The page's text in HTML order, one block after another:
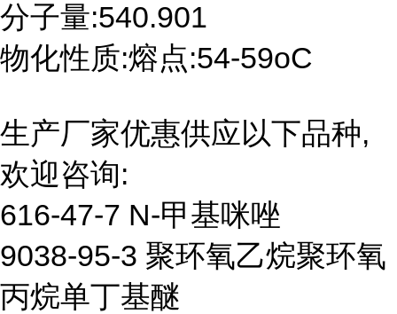
分子量:540.901
物化性质:熔点:54-59oC
生产厂家优惠供应以下品种,
欢迎咨询:
616-47-7 N-甲基咪唑
9038-95-3 聚环氧乙烷聚环氧
丙烷单丁基醚